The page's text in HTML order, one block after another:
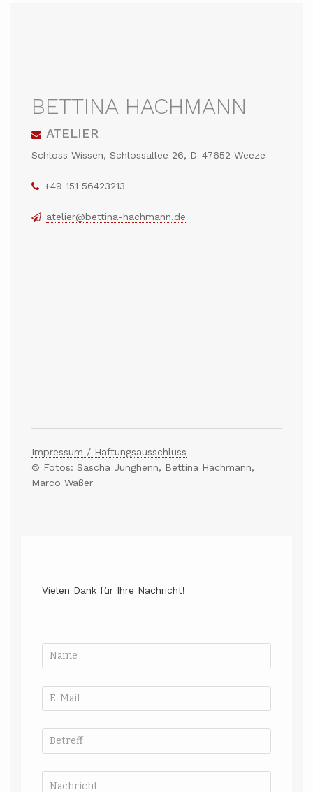
BETTINA HACHMANN
ATELIER
Schloss Wissen, Schlossallee 26, D-47652 Weeze
+49 151 56423213
atelier@bettina-hachmann.de
Impressum / Haftungsausschluss
© Fotos: Sascha Junghenn, Bettina Hachmann,
Marco Waßer
Vielen Dank für Ihre Nachricht!